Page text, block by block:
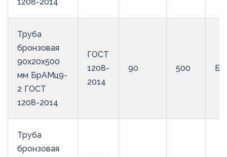
Труба
бронзовая
90х20х500
мм БрАМц9-
2 ГОСТ
1208-2014
ГОСТ
1208-
2014
90 500
Труба
бронзовая